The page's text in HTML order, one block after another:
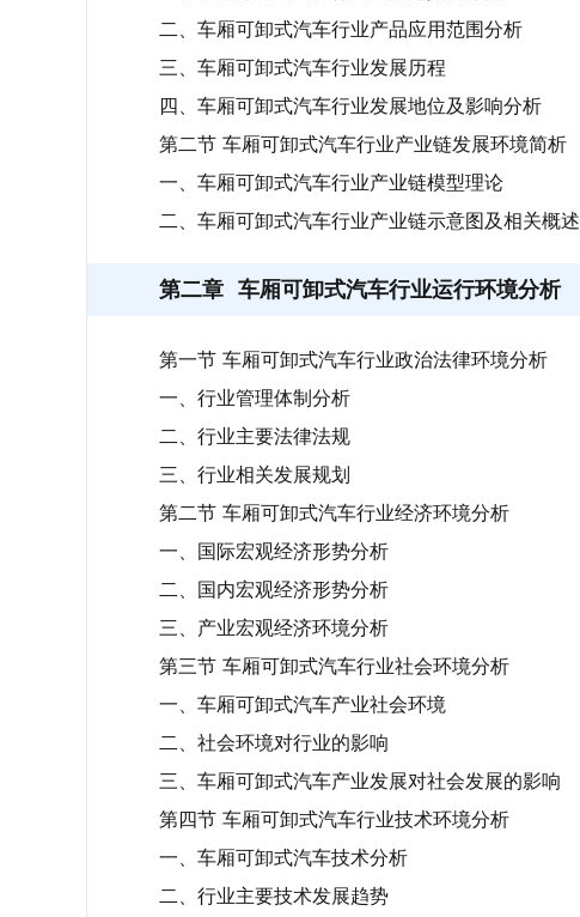
二、车厢可卸式汽车行业产品应用范围分析
三、车厢可卸式汽车行业发展历程
四、车厢可卸式汽车行业发展地位及影响分析
第二节 车厢可卸式汽车行业产业链发展环境简析
一、车厢可卸式汽车行业产业链模型理论
二、车厢可卸式汽车行业产业链示意图及相关概述
第二章 车厢可卸式汽车行业运行环境分析
第一节 车厢可卸式汽车行业政治法律环境分析
一、行业管理体制分析
二、行业主要法律法规
三、行业相关发展规划
第二节 车厢可卸式汽车行业经济环境分析
一、国际宏观经济形势分析
二、国内宏观经济形势分析
三、产业宏观经济环境分析
第三节 车厢可卸式汽车行业社会环境分析
一、车厢可卸式汽车产业社会环境
二、社会环境对行业的影响
三、车厢可卸式汽车产业发展对社会发展的影响
第四节 车厢可卸式汽车行业技术环境分析
一、车厢可卸式汽车技术分析
二、行业主要技术发展趋势